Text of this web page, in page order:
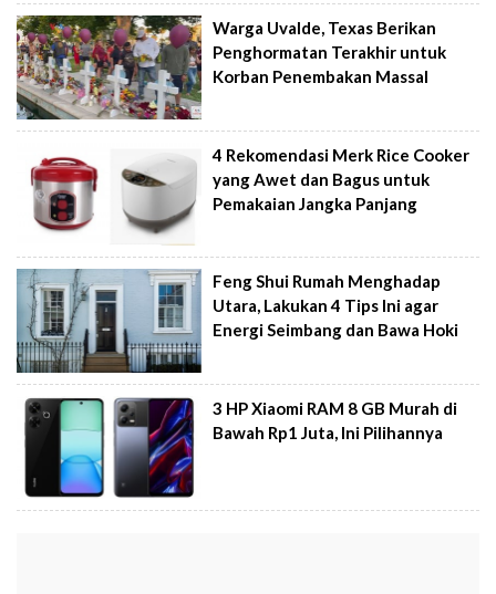
Warga Uvalde, Texas Berikan
Penghormatan Terakhir untuk
Korban Penembakan Massal
4 Rekomendasi Merk Rice Cooker
yang Awet dan Bagus untuk
Pemakaian Jangka Panjang
Feng Shui Rumah Menghadap
Utara, Lakukan 4 Tips Ini agar
Energi Seimbang dan Bawa Hoki
3 HP Xiaomi RAM 8 GB Murah di
Bawah Rp1 Juta, Ini Pilihannya